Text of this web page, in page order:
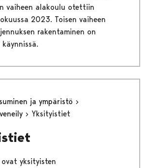
vaiheen alakoulu otettiin
2023. Toisen vaiheen
rakentaminen on
ja ympäristö
Yksityistiet
yksityisten